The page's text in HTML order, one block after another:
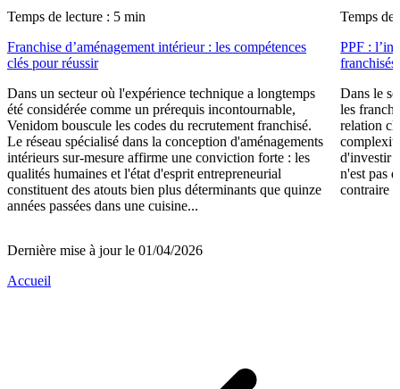
Temps de lecture : 5 min
Franchise d’aménagement intérieur : les compétences
clés pour réussir
Dans un secteur où l'expérience technique a longtemps
été considérée comme un prérequis incontournable,
Venidom bouscule les codes du recrutement franchisé.
Le réseau spécialisé dans la conception d'aménagements
intérieurs sur-mesure affirme une conviction forte : les
qualités humaines et l'état d'esprit entrepreneurial
constituent des atouts bien plus déterminants que quinze
années passées dans une cuisine...
Temps de
PPF :
franchisés
Dans le
les
relation
d'investir
n'est pas
contraire
Dernière mise à jour le 01/04/2026
Accueil